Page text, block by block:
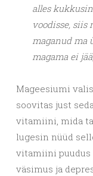
alles
voodisse, siis
maganud ma
magama ei
Mageesiumi
soovitas just
vitamiini, mida
lugesin nüüd
vitamiini puudus
väsimus ja